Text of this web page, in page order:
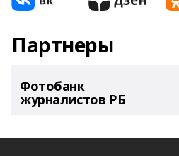
Партнеры
Фотобанк
журналистов РБ